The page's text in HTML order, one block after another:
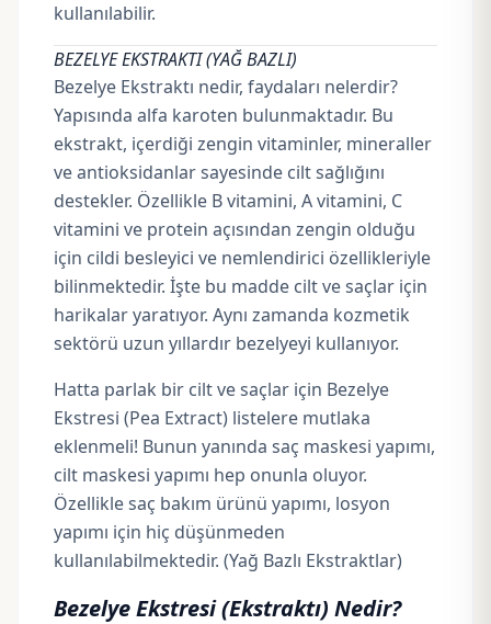
kullanılabilir.
BEZELYE EKSTRAKTI (YAĞ BAZLI)
Bezelye Ekstraktı nedir, faydaları nelerdir?
Yapısında alfa karoten bulunmaktadır. Bu
ekstrakt, içerdiği zengin vitaminler, mineraller
ve antioksidanlar sayesinde cilt sağlığını
destekler. Özellikle B vitamini, A vitamini, C
vitamini ve protein açısından zengin olduğu
için cildi besleyici ve nemlendirici özellikleriyle
bilinmektedir. İşte bu madde cilt ve saçlar için
harikalar yaratıyor. Aynı zamanda kozmetik
sektörü uzun yıllardır bezelyeyi kullanıyor.
Hatta parlak bir cilt ve saçlar için Bezelye
Ekstresi (Pea Extract) listelere mutlaka
eklenmeli! Bunun yanında saç maskesi yapımı,
cilt maskesi yapımı hep onunla oluyor.
Özellikle saç bakım ürünü yapımı, losyon
yapımı için hiç düşünmeden
kullanılabilmektedir. (Yağ Bazlı Ekstraktlar)
Bezelye Ekstresi (Ekstraktı) Nedir?